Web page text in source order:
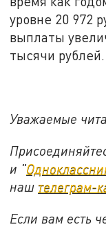
уровне 20 972
выплаты
тысячи рублей.
Уважаемые
и "
наш телеграм-
Если вам есть